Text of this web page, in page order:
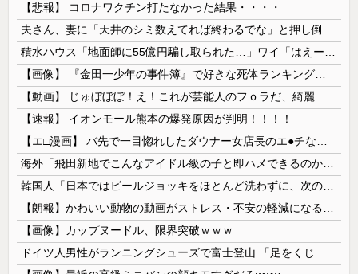
【悲報】 コロナワクチン打たなかった結果・・・・
【速報】 イオンモール熊本の爆発原因が判明！！！！
【画像】カップヌードル、限界突破ｗｗｗ